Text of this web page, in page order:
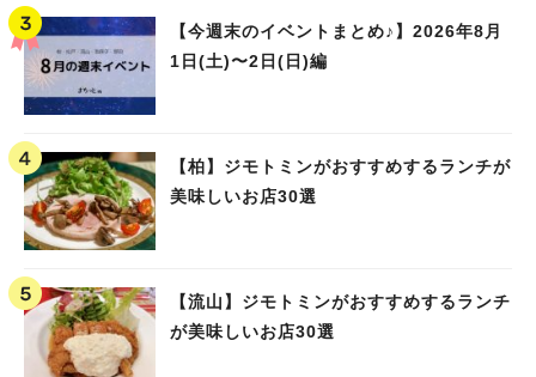
【今週末のイベントまとめ♪】2026年8月
1日(土)〜2日(日)編
【柏】ジモトミンがおすすめするランチが
美味しいお店30選
【流山】ジモトミンがおすすめするランチ
が美味しいお店30選